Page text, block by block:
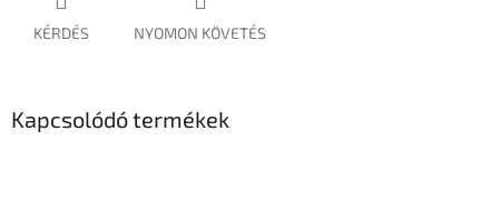
KÉRDÉS NYOMON KÖVETÉS
Kapcsolódó termékek